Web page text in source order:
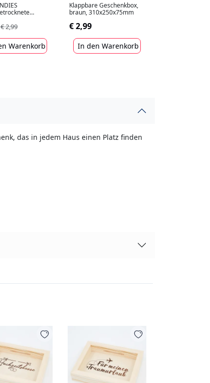
€ 2,99
Warenkorb
Klappbare Geschenkbox,
braun, 310x250x75mm
€ 2,99
In den Warenkorb
das in jedem Haus einen Platz finden